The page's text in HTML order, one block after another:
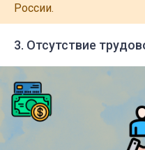
России.
3. Отсутствие